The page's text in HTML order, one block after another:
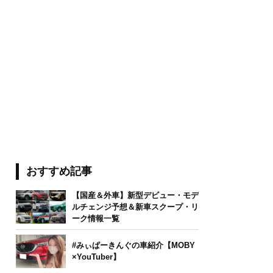
おすすめ記事
【国産＆外車】新型デビュー・モデ
ルチェンジ予想＆新車スクープ・リ
ーク情報一覧
#みぃぱーきんぐの車紹介【MOBY
×YouTuber】